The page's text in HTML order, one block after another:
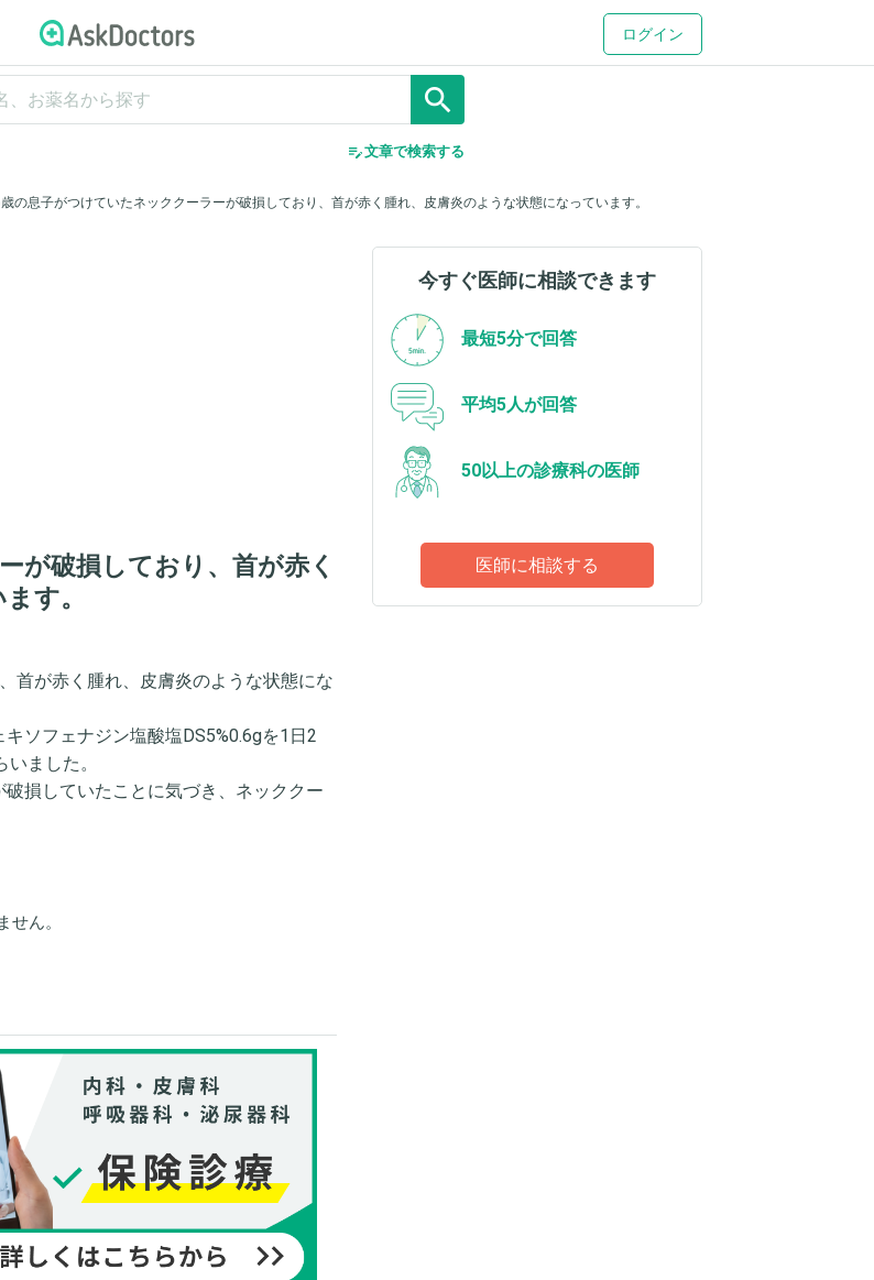
ログイン
search
edit_note文章で検索する
の息子がつけていたネッククーラーが破損しており、首が赤く腫れ、皮膚炎のような状態になっています。
が破損しており、首が赤く
す。
首が赤く腫れ、皮膚炎のような状態にな
ソフェナジン塩酸塩DS5%0.6gを1日2
ました。
損していたことに気づき、ネッククー
ん。
今すぐ医師に相談できます
最短5分で回答
平均5人が回答
50以上の診療科の医師
医師に相談する